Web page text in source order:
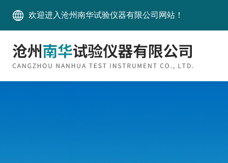
欢迎进入沧州南华试验仪器有限公司网站！